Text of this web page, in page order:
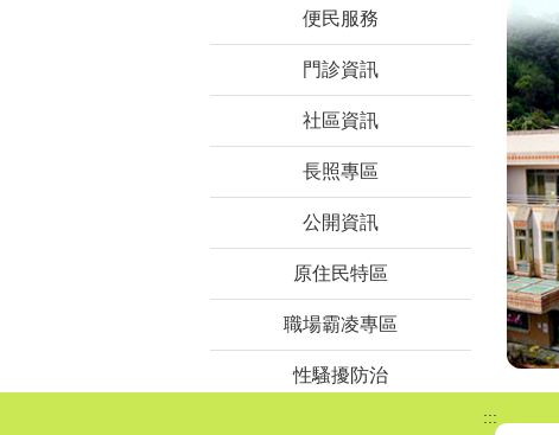
便民服務
門診資訊
社區資訊
長照專區
公開資訊
原住民特區
職場霸凌專區
性騷擾防治
:::